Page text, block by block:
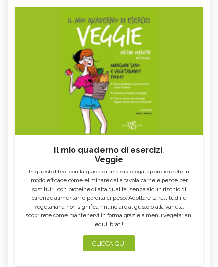
Il mio quaderno di esercizi.
Veggie
In questo libro, con la guida di una dietologa, apprenderete in
modo efficace come eliminare dalla tavola carne e pesce per
sostituirli con proteine di alta qualità, senza alcun rischio di
carenze alimentari o perdita di peso. Adottare la rettitudine
vegetariana non significa rinunciare al gusto o alla varietà:
scoprirete come mantenervi in forma grazie a menu vegetariani
equilibrati!
CLICCA QUI